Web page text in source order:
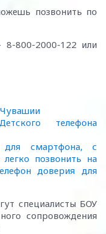
позвонить по
8-800-2000-122 или
телефона
для смартфона, с
позвонить на
доверия для
специалисты БОУ
сопровождения